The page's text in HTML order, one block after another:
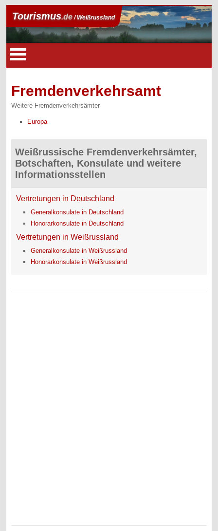
Tourismus.de/ Weißrussland
Fremdenverkehrsamt
Weitere Fremdenverkehrsämter
Europa
Weißrussische Fremdenverkehrsämter,
Botschaften, Konsulate und weitere
Informationsstellen
Vertretungen in Deutschland
Generalkonsulate in Deutschland
Honorarkonsulate in Deutschland
Vertretungen in Weißrussland
Generalkonsulate in Weißrussland
Honorarkonsulate in Weißrussland